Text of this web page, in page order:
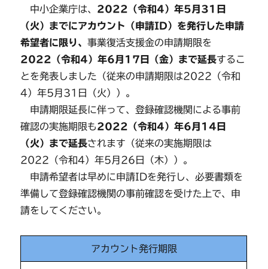
中小企業庁は、 2022（令和4）年5月31日
（火）までにアカウント（申請ID）を発行した申請
希望者に限り、事業復活支援金の申請期限を
2022（令和4）年6月17日（金）まで延長するこ
とを発表しました（従来の申請期限は2022（令和
4）年5月31日（火））。
申請期限延長に伴って、登録確認機関による事前
確認の実施期限も2022（令和4）年6月14日
（火）まで延長されます（従来の実施期限は
2022（令和4）年5月26日（木））。
申請希望者は早めに申請IDを発行し、必要書類を
準備して登録確認機関の事前確認を受けた上で、申
請をしてください。
アカウント発行期限